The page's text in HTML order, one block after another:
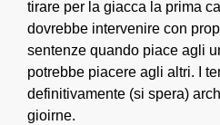
tirare per la giacca la prima
dovrebbe intervenire con
sentenze quando piace agli
potrebbe piacere agli altri. I
definitivamente (si spera)
gioirne.